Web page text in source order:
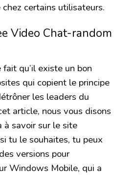
certains utilisateurs.
Video Chat-random
qu’il existe un bon
qui copient le principe
les leaders du
article, nous vous disons
à savoir sur le site
tu le souhaites, tu peux
versions pour
Windows Mobile, qui a